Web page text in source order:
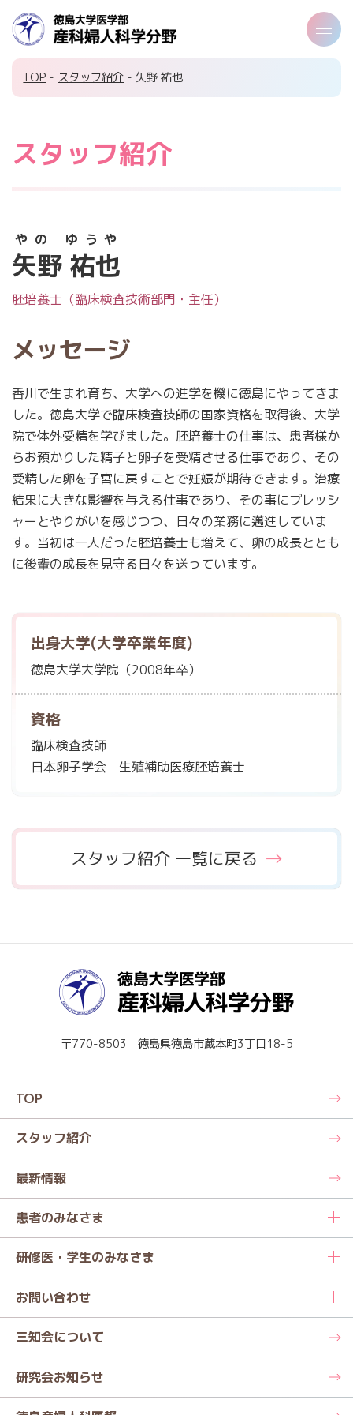
TOP - スタッフ紹介 - 矢野 祐也
スタッフ紹介
矢野 祐也
やの ゆうや
胚培養士（臨床検査技術部門・主任）
メッセージ
香川で生まれ育ち、大学への進学を機に徳島にやってきま
した。徳島大学で臨床検査技師の国家資格を取得後、大学
院で体外受精を学びました。胚培養士の仕事は、患者様か
らお預かりした精子と卵子を受精させる仕事であり、その
受精した卵を子宮に戻すことで妊娠が期待できます。治療
結果に大きな影響を与える仕事であり、その事にプレッシ
ャーとやりがいを感じつつ、日々の業務に邁進していま
す。当初は一人だった胚培養士も増えて、卵の成長ととも
に後輩の成長を見守る日々を送っています。
出身大学(大学卒業年度)
徳島大学大学院（2008年卒）
資格
臨床検査技師
日本卵子学会 生殖補助医療胚培養士
スタッフ紹介 一覧に戻る
〒770-8503 徳島県徳島市蔵本町3丁目18-5
TOP
スタッフ紹介
最新情報
患者のみなさま
研修医・学生のみなさま
お問い合わせ
三知会について
研究会お知らせ